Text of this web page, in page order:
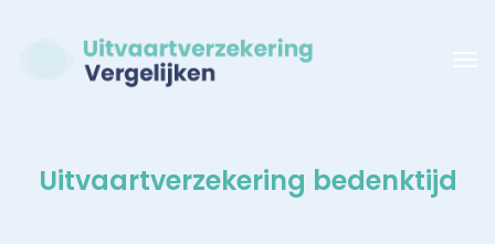
Uitvaartverzekering bedenktijd